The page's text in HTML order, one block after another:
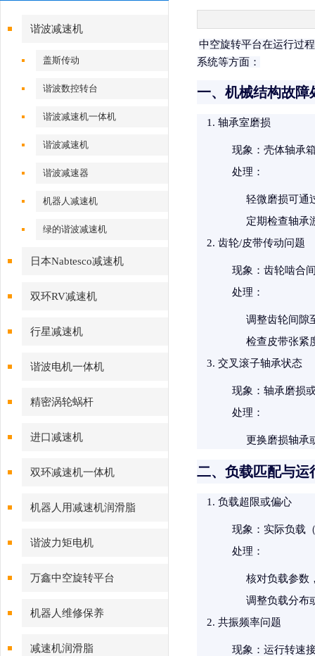
谐波减速机
盖斯传动
谐波数控转台
谐波减速机一体机
谐波减速机
谐波减速器
机器人减速机
绿的谐波减速机
日本Nabtesco减速机
双环RV减速机
行星减速机
谐波电机一体机
精密涡轮蜗杆
进口减速机
双环减速机一体机
机器人用减速机润滑脂
谐波力矩电机
万鑫中空旋转平台
机器人维修保养
减速机润滑脂
中空旋转平台在运行过
系统等方面：
一、机械结构故障
轴承室磨损
现象 ：壳体轴承
处理 ：
轻微磨损可通
定期检查轴承
齿轮/皮带传动问题
现象 ：齿轮啮合
处理 ：
调整齿轮间隙
检查皮带张紧
交叉滚子轴承状态
现象 ：轴承磨损
处理 ：
更换磨损轴承
二、负载匹配与运
负载超限或偏心
现象 ：实际负载
处理 ：
核对负载参数
调整负载分布
共振频率问题
现象 ：运行转速